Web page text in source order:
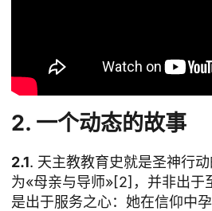
2. 一个动态的故事
2.1. 天主教教育史就是圣神行
为«母亲与导师»[2]，并非出于
是出于服务之心：她在信仰中